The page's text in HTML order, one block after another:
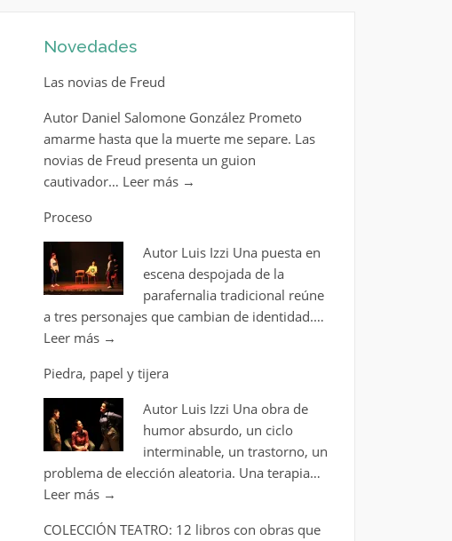
Novedades
Las novias de Freud
Autor Daniel Salomone González Prometo
amarme hasta que la muerte me separe. Las
novias de Freud presenta un guion
cautivador… Leer más →
Proceso
Autor Luis Izzi Una puesta en
escena despojada de la
parafernalia tradicional reúne
a tres personajes que cambian de identidad.…
Leer más →
Piedra, papel y tijera
Autor Luis Izzi Una obra de
humor absurdo, un ciclo
interminable, un trastorno, un
problema de elección aleatoria. Una terapia…
Leer más →
COLECCIÓN TEATRO: 12 libros con obras que